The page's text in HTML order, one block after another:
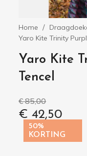
Home
Yaro Kite Trinity
Yaro Kite
Tencel
€ 85,00
€ 42,50
50%
KORTING